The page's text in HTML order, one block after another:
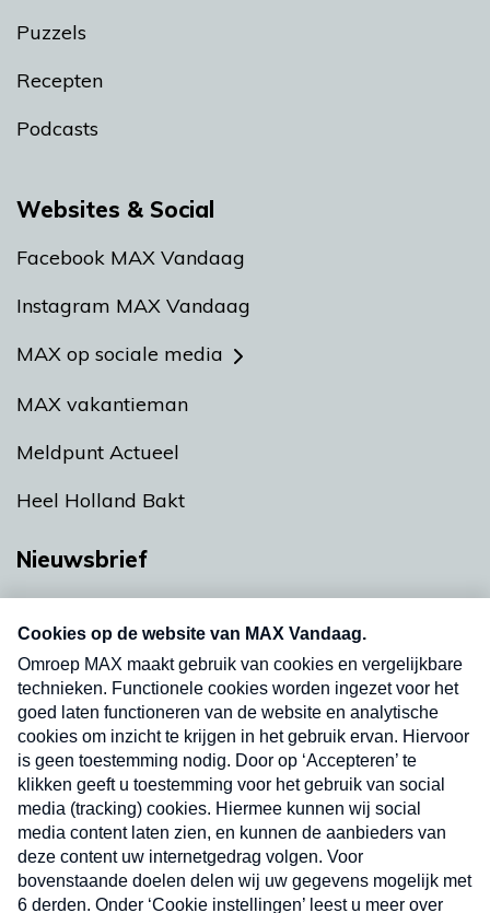
Puzzels
Recepten
Podcasts
Websites & Social
Facebook MAX Vandaag
Instagram MAX Vandaag
MAX op sociale media
MAX vakantieman
Meldpunt Actueel
Heel Holland Bakt
Nieuwsbrief
nieuwsbrief. Elke vrijdag- en dinsdagochtend in
uw mailbox.
Verzend